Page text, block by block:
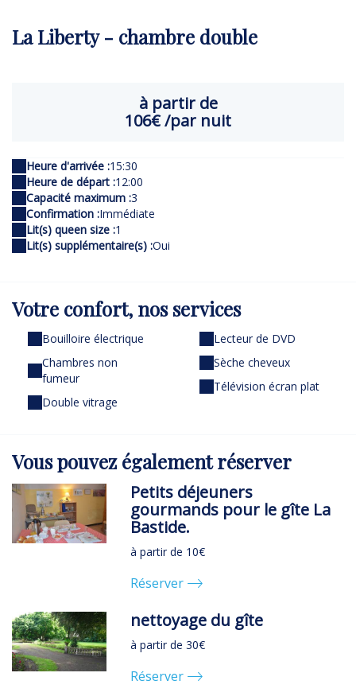
La Liberty - chambre double
à partir de
106€/par nuit
Heure d'arrivée :15:30
Heure de départ :12:00
Capacité maximum :3
Confirmation :Immédiate
Lit(s) queen size :1
Lit(s) supplémentaire(s) :Oui
Votre confort, nos services
Bouilloire électrique
Chambres non
fumeur
Double vitrage
Lecteur de DVD
Sèche cheveux
Télévision écran plat
Vous pouvezégalementréserver
Petits déjeuners
gourmands pour le gîte La
Bastide.
à partir de 10€
Réserver
nettoyage du gîte
à partir de 30€
Réserver